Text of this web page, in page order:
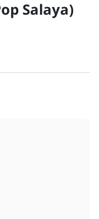
Salaya)